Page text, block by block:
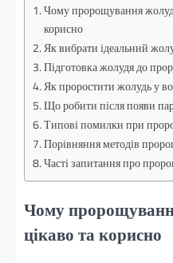
Чому пророщування
корисно
Як вибрати ідеальний
Підготовка жолудя до
Як проростити жолудь у
Що робити після появи
Типові помилки при
Порівняння методів
Часті запитання про
Чому
цікаво та корисно